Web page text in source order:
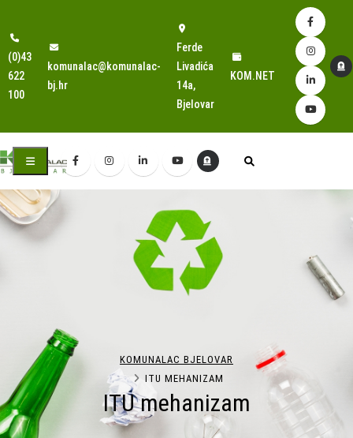
(0)43
622
100
komunalac@komunalac-
bj.hr
Ferde
Livadića
14a,
Bjelovar
KOM.NET
ITU mehanizam
KOMUNALAC BJELOVAR
ITU MEHANIZAM